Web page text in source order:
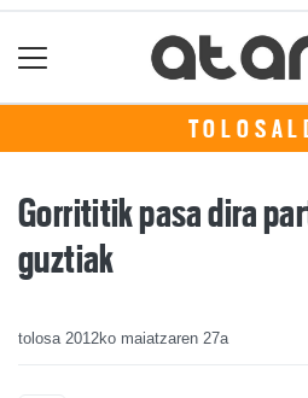
Gorrititik pasa dira
guztiak
tolosa 2012ko maiatzaren 27a